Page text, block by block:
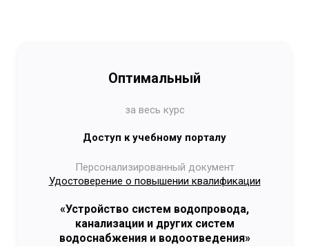
Оптимальный
за весь курс
Доступ к учебному порталу
Персонализированный документ
Удостоверение о повышении квалификации
«Устройство систем водопровода,
канализации и других систем
водоснабжения и водоотведения»